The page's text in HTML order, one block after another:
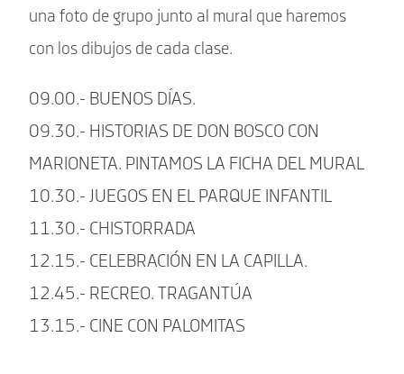
una foto de grupo junto al mural que haremos
con los dibujos de cada clase.
09.00.- BUENOS DÍAS.
09.30.- HISTORIAS DE DON BOSCO CON
MARIONETA. PINTAMOS LA FICHA DEL MURAL
10.30.- JUEGOS EN EL PARQUE INFANTIL
11.30.- CHISTORRADA
12.15.- CELEBRACIÓN EN LA CAPILLA.
12.45.- RECREO. TRAGANTÚA
13.15.- CINE CON PALOMITAS